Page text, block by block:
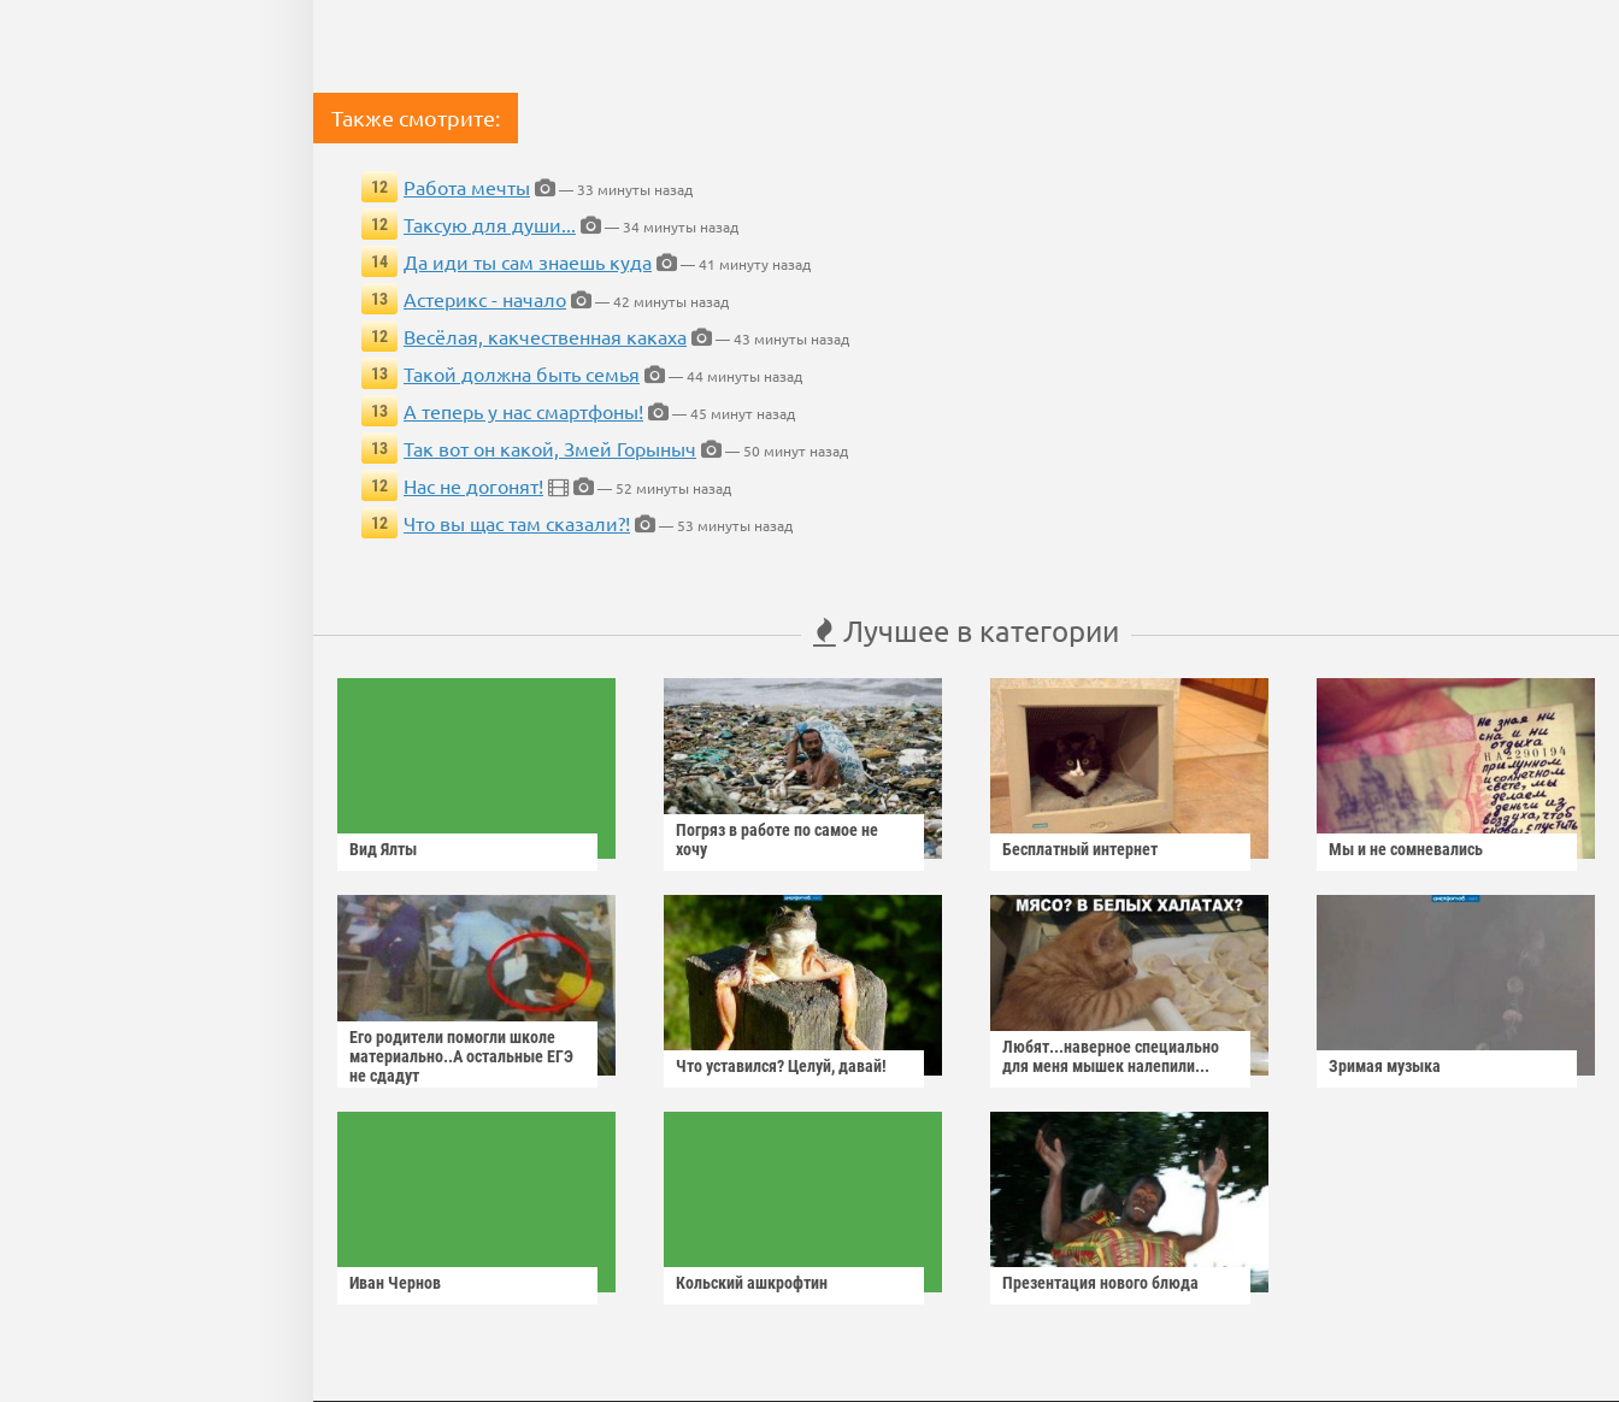
Также смотрите:
12 Работа мечты
— 33 минуты назад
12
Таксую для души...
— 34 минуты назад
14
Да иди ты сам знаешь куда
— 41 минуту назад
13
Астерикс - начало
— 42 минуты назад
12
Весёлая, какчественная какаха
— 43 минуты назад
13
Такой должна быть семья
— 44 минуты назад
13
А теперь у нас смартфоны!
— 45 минут назад
13
Так вот он какой, Змей Горыныч
— 50 минут назад
12
Нас не догонят!
— 52 минуты назад
12
Что вы щас там сказали?! — 53 минуты назад
Лучшее в категории
Вид Ялты
Погряз в работе по самое не
хочу
Бесплатный интернет Мы и не сомневались
Его родители помогли школе
материально..А остальные ЕГЭ
не сдадут
Что уставился? Целуй, давай!
Любят...наверное специально
для меня мышек налепили...
Зримая музыка
Иван Чернов Кольский ашкрофтин Презентация нового блюда